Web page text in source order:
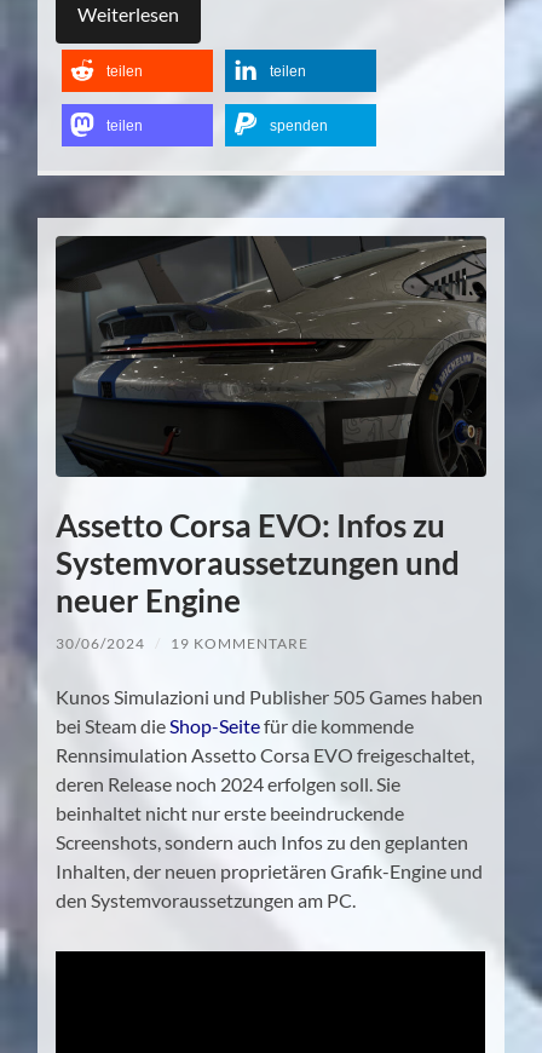
Weiterlesen
teilen teilen
teilen spenden
Assetto Corsa EVO: Infos zu
Systemvoraussetzungen und
neuer Engine
30/06/2024 / 19 KOMMENTARE
Kunos Simulazioni und Publisher 505 Games haben
bei Steam dieShop-Seitefür die kommende
Rennsimulation Assetto Corsa EVO freigeschaltet,
deren Release noch 2024 erfolgen soll. Sie
beinhaltet nicht nur erste beeindruckende
Screenshots, sondern auch Infos zu den geplanten
Inhalten, der neuen proprietären Grafik-Engine und
den Systemvoraussetzungen am PC.